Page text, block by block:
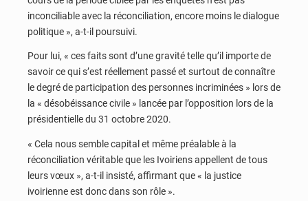
inconciliable avec la réconciliation, encore moins le dialogue
politique », a-t-il poursuivi.
Pour lui, « ces faits sont d’une gravité telle qu’il importe de
savoir ce qui s’est réellement passé et surtout de connaître
le degré de participation des personnes incriminées » lors de
la « désobéissance civile » lancée par l’opposition lors de la
présidentielle du 31 octobre 2020.
« Cela nous semble capital et même préalable à la
réconciliation véritable que les Ivoiriens appellent de tous
leurs vœux », a-t-il insisté, affirmant que « la justice
ivoirienne est donc dans son rôle ».